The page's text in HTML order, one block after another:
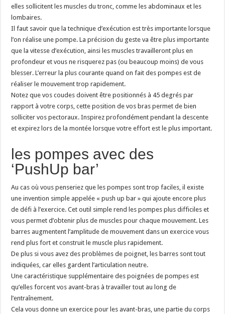
elles sollicitent les muscles du tronc, comme les abdominaux et les
lombaires.
Il faut savoir que la technique d’exécution est très importante lorsque
l’on réalise une pompe. La précision du geste va être plus importante
que la vitesse d’exécution, ainsi les muscles travailleront plus en
profondeur et vous ne risquerez pas (ou beaucoup moins) de vous
blesser. L’erreur la plus courante quand on fait des pompes est de
réaliser le mouvement trop rapidement.
Notez que vos coudes doivent être positionnés à 45 degrés par
rapport à votre corps, cette position de vos bras permet de bien
solliciter vos pectoraux. Inspirez profondément pendant la descente
et expirez lors de la montée lorsque votre effort est le plus important.
les pompes avec des
‘PushUp bar’
Au cas où vous penseriez que les pompes sont trop faciles, il existe
une invention simple appelée « push up bar » qui ajoute encore plus
de défi à l’exercice. Cet outil simple rend les pompes plus difficiles et
vous permet d’obtenir plus de muscles pour chaque mouvement. Les
barres augmentent l’amplitude de mouvement dans un exercice vous
rend plus fort et construit le muscle plus rapidement.
De plus si vous avez des problèmes de poignet, les barres sont tout
indiquées, car elles gardent l’articulation neutre.
Une caractéristique supplémentaire des poignées de pompes est
qu’elles forcent vos avant-bras à travailler tout au long de
l’entraînement.
Cela vous donne un exercice pour les avant-bras, une partie du corps